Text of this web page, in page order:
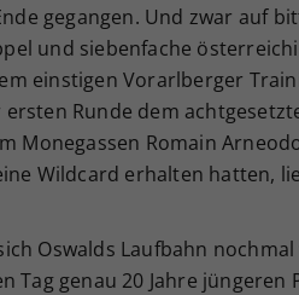
gegangen. Und zwar auf
und siebenfache
einstigen Vorarlberger
Runde dem
Monegassen Romain
Wildcard erhalten hatten,
Oswalds Laufbahn
Tag genau 20 Jahre jüngeren